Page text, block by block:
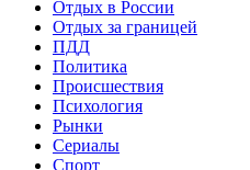
Отдых в России
Отдых за границей
ПДД
Политика
Происшествия
Психология
Рынки
Сериалы
Спорт